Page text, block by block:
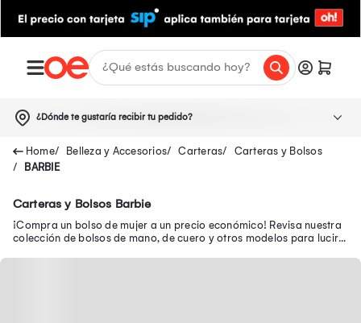
¿Dónde te gustaría recibir tu pedido?
Belleza y Accesorios Carteras
Carteras y Bolsos
BARBIE
Carteras y Bolsos Barbie
¡Compra un bolso de mujer a un precio económico! Revisa nuestra
colección de bolsos de mano, de cuero y otros modelos para lucir a